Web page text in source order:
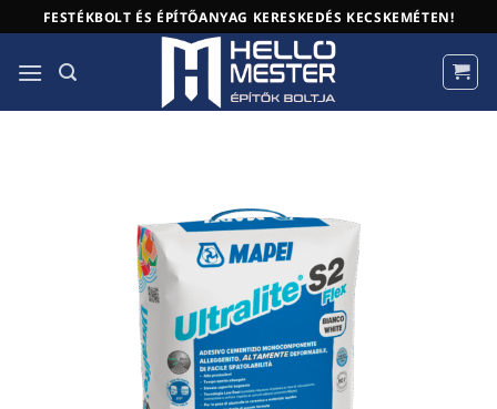
to
content
FESTÉKBOLT ÉS ÉPÍTŐANYAG KERESKEDÉS KECSKEMÉTEN!